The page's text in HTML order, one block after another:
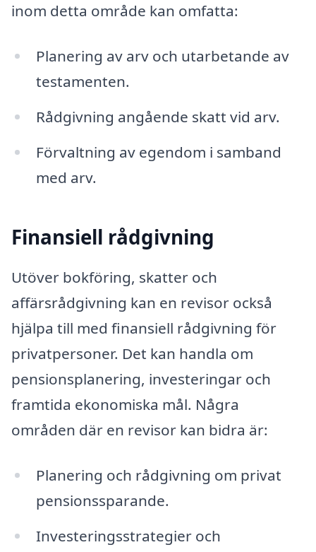
inom detta område kan omfatta:
Planering av arv och utarbetande av
testamenten.
Rådgivning angående skatt vid arv.
Förvaltning av egendom i samband
med arv.
Finansiell rådgivning
Utöver bokföring, skatter och
affärsrådgivning kan en revisor också
hjälpa till med finansiell rådgivning för
privatpersoner. Det kan handla om
pensionsplanering, investeringar och
framtida ekonomiska mål. Några
områden där en revisor kan bidra är:
Planering och rådgivning om privat
pensionssparande.
Investeringsstrategier och